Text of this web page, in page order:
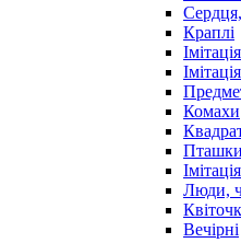
Краплі
Комахи
Пташки
Люди,
Вечірні